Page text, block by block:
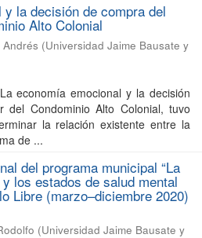
la decisión de compra del
Alto Colonial
(Universidad Jaime Bausate y
economía emocional y la decisión
del Condominio Alto Colonial, tuvo
la relación existente entre la
de ...
del programa municipal “La
los estados de salud mental
Libre (marzo–diciembre 2020)
(Universidad Jaime Bausate y